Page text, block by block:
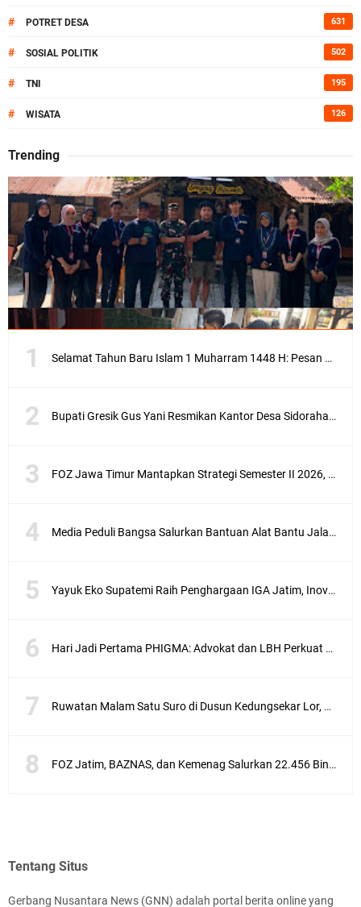
# POTRET DESA 631
# SOSIAL POLITIK 502
# TNI 195
# WISATA 126
Trending
Selamat Tahun Baru Islam 1 Muharram 1448 H: Pesan Hijrah Drs. H. Husnul Aqib, M.M. untuk Negeri
Bupati Gresik Gus Yani Resmikan Kantor Desa Sidoraharjo: Simbol Komitmen Pelayanan Publik dan Kepedulian Sosial
FOZ Jawa Timur Mantapkan Strategi Semester II 2026, Fokus pada Penguatan SDM Amil dan Kolaborasi BerdampakNarasi
Media Peduli Bangsa Salurkan Bantuan Alat Bantu Jalan untuk Lansia
Yayuk Eko Supatemi Raih Penghargaan IGA Jatim, Inovasi Wayang Kulit untuk Anak Berkebutuhan Khusus
Hari Jadi Pertama PHIGMA: Advokat dan LBH Perkuat Soliditas di Jakarta
Ruwatan Malam Satu Suro di Dusun Kedungsekar Lor, Tradisi Luhur yang Terus Istiqomah
FOZ Jatim, BAZNAS, dan Kemenag Salurkan 22.456 Bingkisan Lebaran Yatim Serentak di Berbagai Daerah di Jawa Timur
Tentang Situs
Gerbang Nusantara News (GNN) adalah portal berita online yang